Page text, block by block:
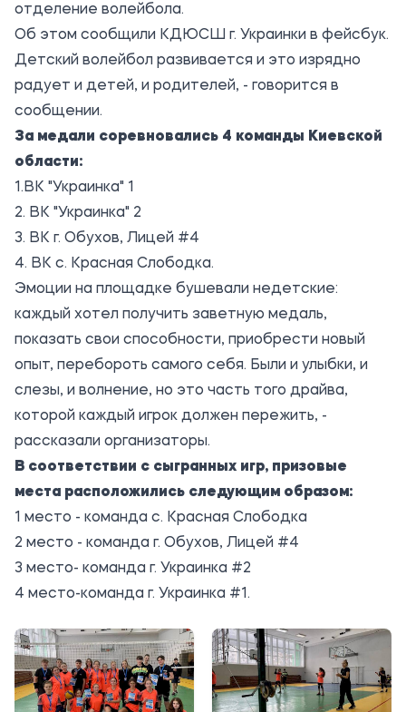
отделение волейбола.
Об этом сообщили КДЮСШ г. Украинки в фейсбук.
Детский волейбол развивается и это изрядно
радует и детей, и родителей, - говорится в
сообщении.
За медали соревновались 4 команды Киевской
области:
1.ВК "Украинка" 1
2. ВК "Украинка" 2
3. ВК г. Обухов, Лицей #4
4. ВК с. Красная Слободка.
Эмоции на площадке бушевали недетские:
каждый хотел получить заветную медаль,
показать свои способности, приобрести новый
опыт, перебороть самого себя. Были и улыбки, и
слезы, и волнение, но это часть того драйва,
которой каждый игрок должен пережить, -
рассказали организаторы.
В соответствии с сыгранных игр, призовые
места расположились следующим образом:
1 место - команда с. Красная Слободка
2 место - команда г. Обухов, Лицей #4
3 место- команда г. Украинка #2
4 место-команда г. Украинка #1.